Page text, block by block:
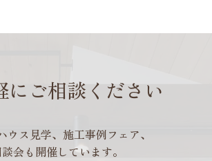
にご相談ください
ウス見学、施工事例フェア、
会も開催しています。